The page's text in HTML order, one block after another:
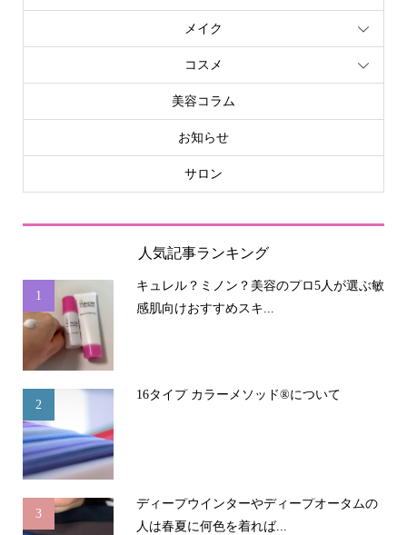
メイク
コスメ
美容コラム
お知らせ
サロン
人気記事ランキング
1
キュレル？ミノン？美容のプロ5人が選ぶ敏
感肌向けおすすめスキ...
2
16タイプ カラーメソッド®について
3
ディープウインターやディープオータムの
人は春夏に何色を着れば...